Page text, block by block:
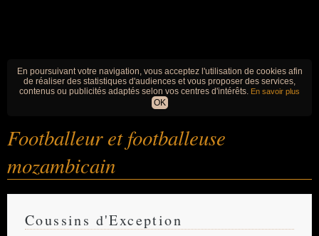
En poursuivant votre navigation, vous acceptez l'utilisation de cookies afin
de réaliser des statistiques d'audiences et vous proposer des services,
contenus ou publicités adaptés selon vos centres d'intérêts. En savoir plus
OK
Footballeur et footballeuse
mozambicain
Coussins d'Exception